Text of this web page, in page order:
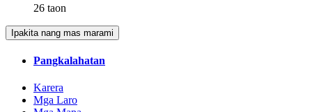
26 taon
Ipakita nang mas marami
Pangkalahatan
Karera
Mga Laro